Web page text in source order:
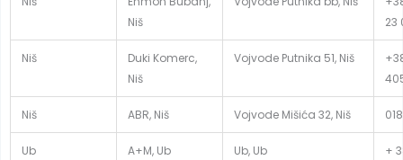
Niš
23
Niš
Duki Komerc,
Niš
Vojvode Putnika 51, Niš
Niš ABR, Niš Vojvode Mišića 32, Niš
Ub A+M, Ub Ub, Ub
+